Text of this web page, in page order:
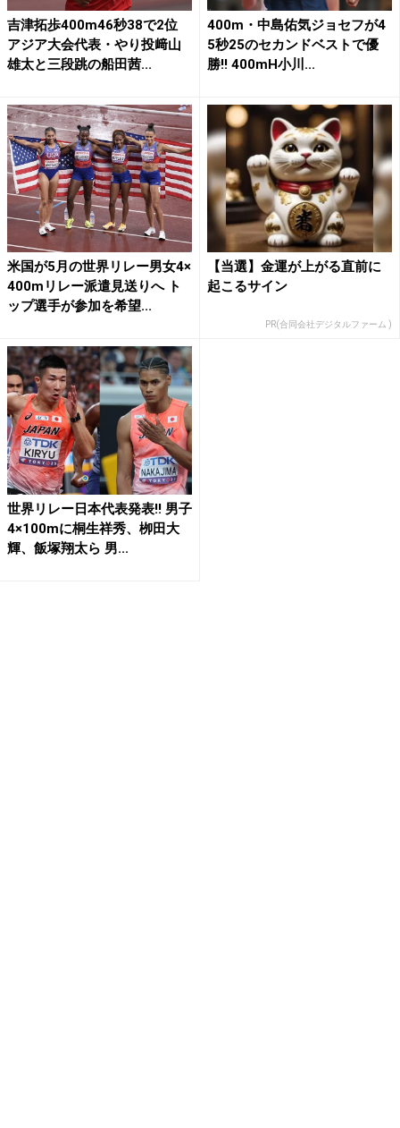
吉津拓歩400m46秒38で2位
アジア大会代表・やり投﨑山
雄太と三段跳の船田茜...
400m・中島佑気ジョセフが4
5秒25のセカンドベストで優
勝!! 400mH小川...
米国が5月の世界リレー男女4×
400mリレー派遣見送りへ ト
ップ選手が参加を希望...
【当選】金運が上がる直前に
起こるサイン
PR(合同会社デジタルファーム )
世界リレー日本代表発表!! 男子
4×100mに桐生祥秀、栁田大
輝、飯塚翔太ら 男...